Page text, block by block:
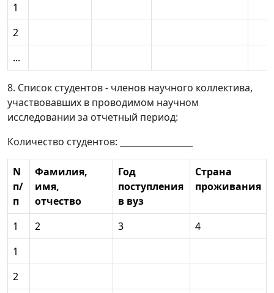
1
2
...
8. Список студентов - членов научного коллектива,
участвовавших в проводимом научном
исследовании за отчетный период:
Количество студентов: _________________
N
п/
п
Фамилия,
имя,
отчество
Год
поступления
в вуз
Страна
проживания
1 2 3
4
1
2